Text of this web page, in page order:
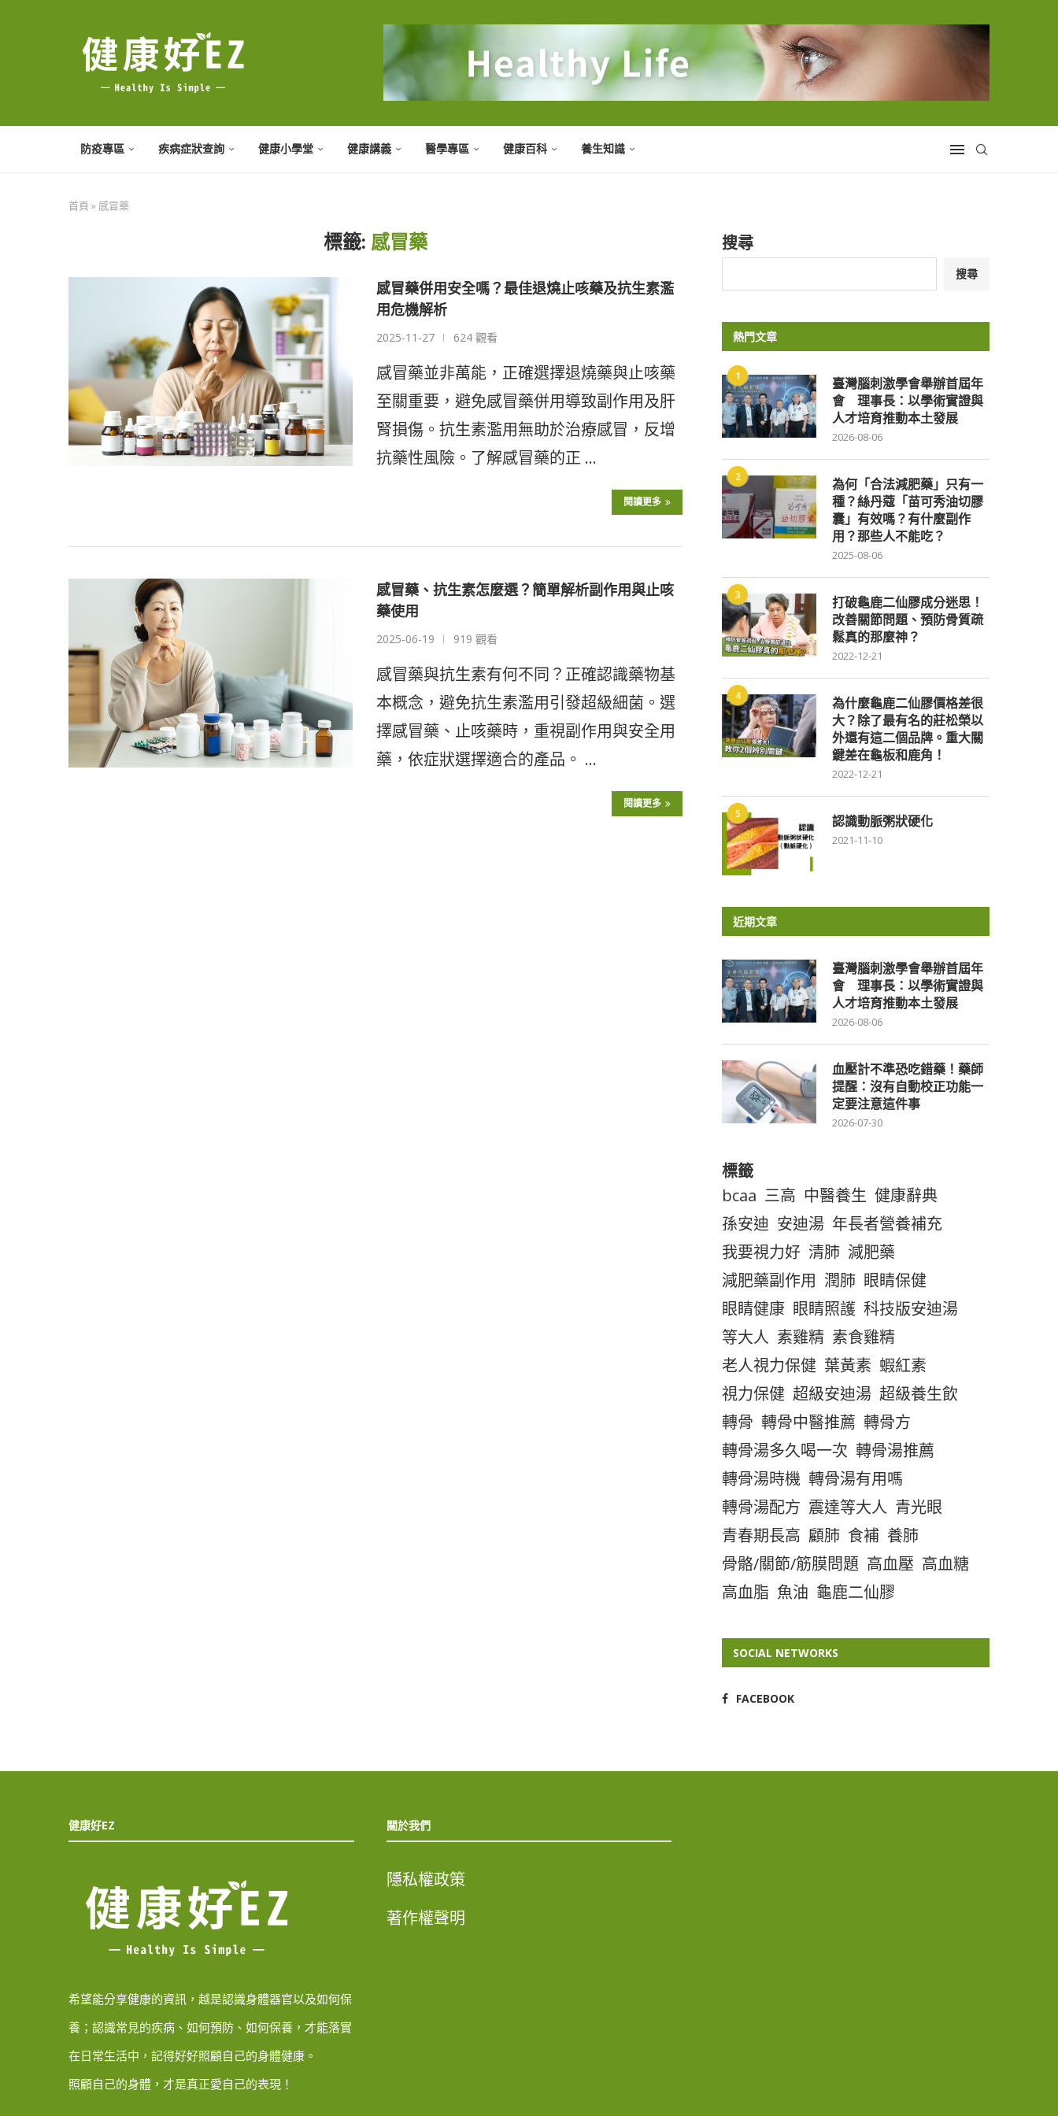
防疫專區 疾病症狀查詢 健康小學堂 健康講義 醫學專區 健康百科 養生知識
首頁 » 感冒藥
標籤: 感冒藥
感冒藥併用安全嗎？最佳退燒止咳藥及抗生素濫
用危機解析
2025-11-27 624 觀看
感冒藥並非萬能，正確選擇退燒藥與止咳藥
至關重要，避免感冒藥併用導致副作用及肝
腎損傷。抗生素濫用無助於治療感冒，反增
抗藥性風險。了解感冒藥的正 …
閱讀更多
感冒藥、抗生素怎麼選？簡單解析副作用與止咳
藥使用
2025-06-19 919 觀看
感冒藥與抗生素有何不同？正確認識藥物基
本概念，避免抗生素濫用引發超級細菌。選
擇感冒藥、止咳藥時，重視副作用與安全用
藥，依症狀選擇適合的產品。 …
閱讀更多
搜尋
搜尋
熱門文章
1
臺灣腦刺激學會舉辦首屆年
會 理事長：以學術實證與
人才培育推動本土發展
2026-08-06
2
為何「合法減肥藥」只有一
種？絲丹蔻「苗可秀油切膠
囊」有效嗎？有什麼副作
用？那些人不能吃？
2025-08-06
3
打破龜鹿二仙膠成分迷思！
改善關節問題、預防骨質疏
鬆真的那麼神？
2022-12-21
4
為什麼龜鹿二仙膠價格差很
大？除了最有名的莊松榮以
外還有這二個品牌。重大關
鍵差在龜板和鹿角！
2022-12-21
5 認識動脈粥狀硬化
2021-11-10
近期文章
臺灣腦刺激學會舉辦首屆年
會 理事長：以學術實證與
人才培育推動本土發展
2026-08-06
血壓計不準恐吃錯藥！藥師
提醒：沒有自動校正功能一
定要注意這件事
2026-07-30
標籤
bcaa 三高 中醫養生 健康辭典
孫安迪 安迪湯 年長者營養補充
我要視力好 清肺 減肥藥
減肥藥副作用 潤肺 眼睛保健
眼睛健康 眼睛照護 科技版安迪湯
等大人 素雞精 素食雞精
老人視力保健 葉黃素 蝦紅素
視力保健 超級安迪湯 超級養生飲
轉骨 轉骨中醫推薦 轉骨方
轉骨湯多久喝一次 轉骨湯推薦
轉骨湯時機 轉骨湯有用嗎
轉骨湯配方 震達等大人 青光眼
青春期長高 顧肺 食補 養肺
骨骼/關節/筋膜問題 高血壓 高血糖
高血脂 魚油 龜鹿二仙膠
SOCIAL NETWORKS
FACEBOOK
健康好EZ
希望能分享健康的資訊，越是認識身體器官以及如何保
養；認識常見的疾病、如何預防、如何保養，才能落實
在日常生活中，記得好好照顧自己的身體健康。
照顧自己的身體，才是真正愛自己的表現！
關於我們
隱私權政策
著作權聲明